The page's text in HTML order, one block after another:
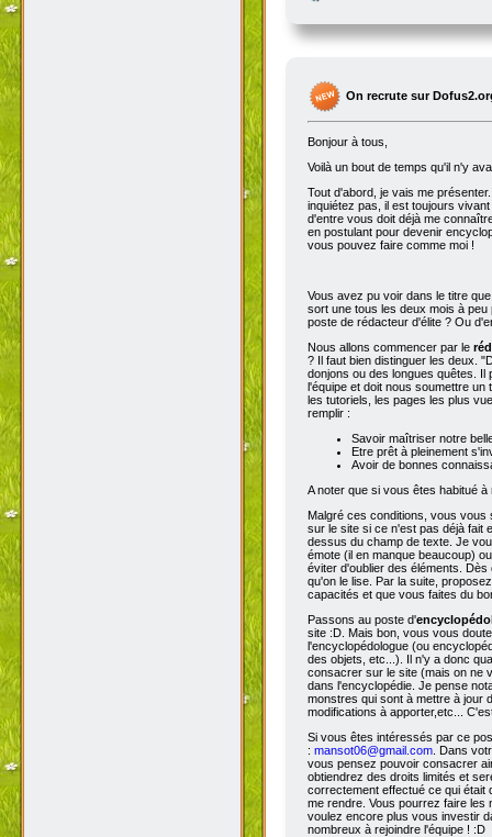
On recrute sur
Bonjour à tous,
Voilà un bout de temps qu'il n'y
Tout d'abord, je vais me
inquiétez pas, il est toujours
d'entre vous doit déjà me
en postulant pour devenir
vous pouvez faire comme moi !
Vous avez pu voir dans le titre
sort une tous les deux mois à
poste de rédacteur d'élite ? Ou
Nous allons commencer par le
? Il faut bien distinguer les deux.
donjons ou des longues quêtes. Il
l'équipe et doit nous soumettre un
les tutoriels, les pages les plus
remplir :
Savoir maîtriser notre
Etre prêt à pleinement
Avoir de bonnes
A noter que si vous êtes habitué
Malgré ces conditions, vous
sur le site si ce n'est pas déjà fait
dessus du champ de texte. Je
émote (il en manque beaucoup)
éviter d'oublier des éléments.
qu'on le lise. Par la suite,
capacités et que vous faites du
Passons au poste d'
site :D. Mais bon, vous vous
l'encyclopédologue (ou
des objets, etc...). Il n'y a donc
consacrer sur le site (mais on ne
dans l'encyclopédie. Je pense
monstres qui sont à mettre à jour
modifications à apporter,etc...
Si vous êtes intéressés par ce
: mansot06@gmail.com . Dans
vous pensez pouvoir consacrer
obtiendrez des droits limités et
correctement effectué ce qui
me rendre. Vous pourrez faire les
voulez encore plus vous investir
nombreux à rejoindre l'équipe ! :D